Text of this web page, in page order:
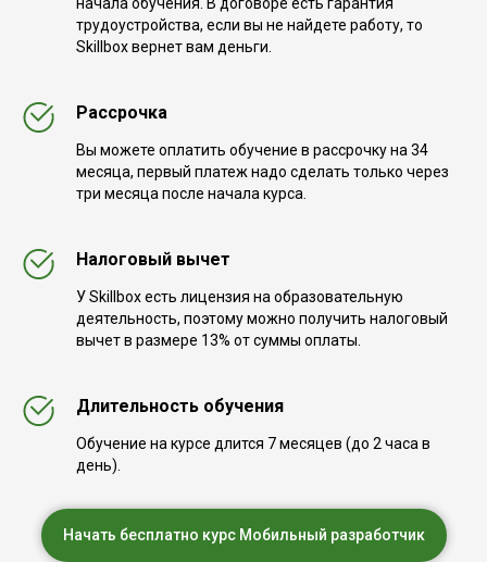
трудоустройства, если вы не найдете работу, то
Skillbox вернет вам деньги.
Рассрочка
Вы можете оплатить обучение в рассрочку на 34
месяца, первый платеж надо сделать только через
три месяца после начала курса.
Налоговый вычет
У Skillbox есть лицензия на образовательную
деятельность, поэтому можно получить налоговый
вычет в размере 13% от суммы оплаты.
Длительность обучения
Обучение на курсе длится 7 месяцев (до 2 часа в
день).
Начать бесплатно курс Мобильный разработчик